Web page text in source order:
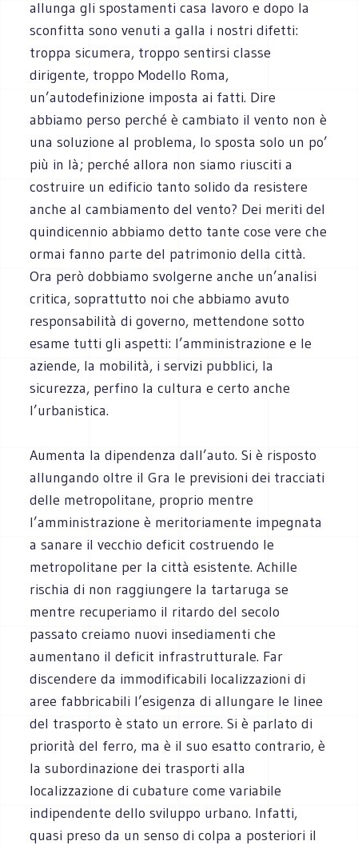
allunga gli spostamenti casa lavoro e dopo la
sconfitta sono venuti a galla i nostri difetti:
troppa sicumera, troppo sentirsi classe
dirigente, troppo Modello Roma,
un’autodefinizione imposta ai fatti. Dire
abbiamo perso perché è cambiato il vento non è
una soluzione al problema, lo sposta solo un po’
più in là; perché allora non siamo riusciti a
costruire un edificio tanto solido da resistere
anche al cambiamento del vento? Dei meriti del
quindicennio abbiamo detto tante cose vere che
ormai fanno parte del patrimonio della città.
Ora però dobbiamo svolgerne anche un’analisi
critica, soprattutto noi che abbiamo avuto
responsabilità di governo, mettendone sotto
esame tutti gli aspetti: l’amministrazione e le
aziende, la mobilità, i servizi pubblici, la
sicurezza, perfino la cultura e certo anche
l’urbanistica.
Aumenta la dipendenza dall’auto. Si è risposto
allungando oltre il Gra le previsioni dei tracciati
delle metropolitane, proprio mentre
l’amministrazione è meritoriamente impegnata
a sanare il vecchio deficit costruendo le
metropolitane per la città esistente. Achille
rischia di non raggiungere la tartaruga se
mentre recuperiamo il ritardo del secolo
passato creiamo nuovi insediamenti che
aumentano il deficit infrastrutturale. Far
discendere da immodificabili localizzazioni di
aree fabbricabili l’esigenza di allungare le linee
del trasporto è stato un errore. Si è parlato di
priorità del ferro, ma è il suo esatto contrario, è
la subordinazione dei trasporti alla
localizzazione di cubature come variabile
indipendente dello sviluppo urbano. Infatti,
quasi preso da un senso di colpa a posteriori il